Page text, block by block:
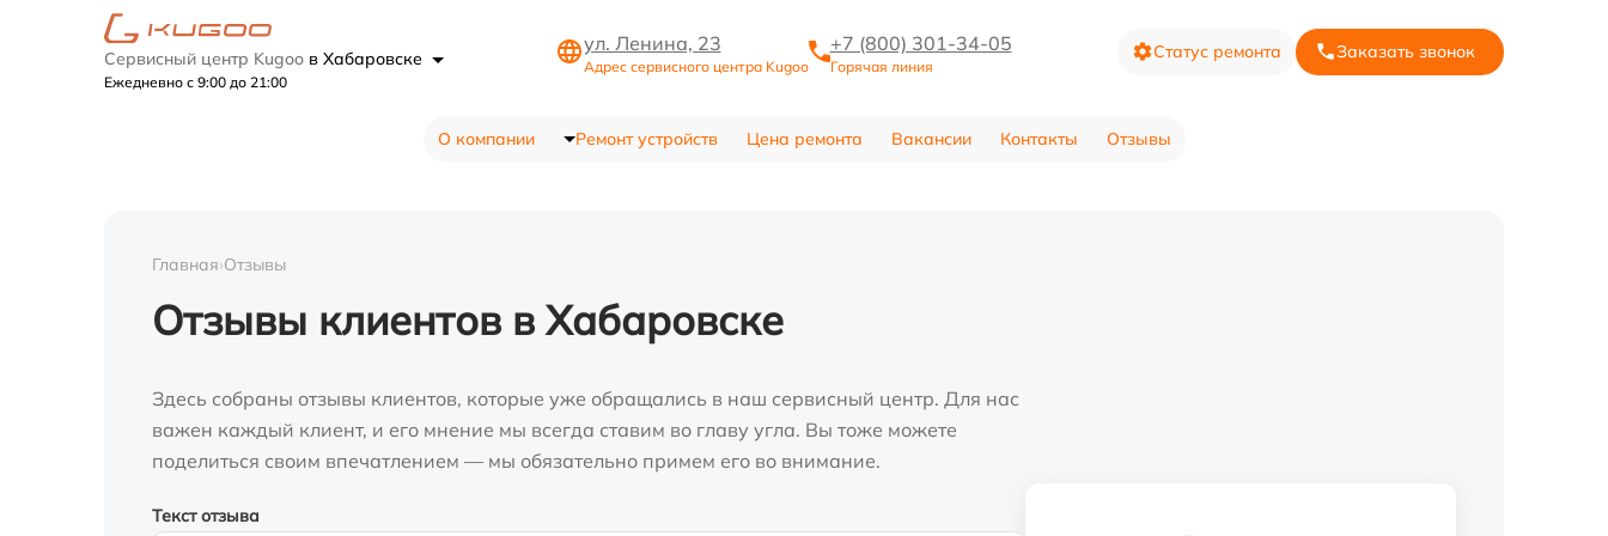
Сервисный центр Kugoo в Хабаровске
Ежедневно с 9:00 до 21:00
ул. Ленина, 23
Адрес сервисного центра Kugoo
+7 (800) 301-34-05
Горячая линия
Статус ремонта Заказать звонок
О компании Ремонт устройств Цена ремонта Вакансии Контакты Отзывы
Главная›Отзывы
Отзывы клиентов в Хабаровске
Здесь собраны отзывы клиентов, которые уже обращались в наш сервисный центр. Для нас
важен каждый клиент, и его мнение мы всегда ставим во главу угла. Вы тоже можете
поделиться своим впечатлением — мы обязательно примем его во внимание.
Текст отзыва